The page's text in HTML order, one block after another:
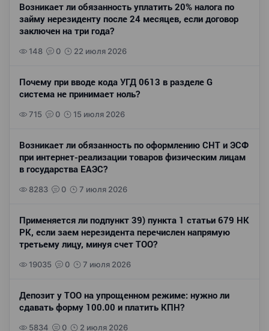
Возникает ли обязанность уплатить 20% налога по
займу нерезиденту после 24 месяцев, если договор
заключен на три года?
148 0 22 июля 2026
Почему при вводе кода УГД 0613 в разделе G
система не принимает ноль?
715 0 15 июля 2026
Возникает ли обязанность по оформлению СНТ и ЭСФ
при интернет-реализации товаров физическим лицам
в государства ЕАЭС?
8283 0 7 июля 2026
Применяется ли подпункт 39) пункта 1 статьи 679 НК
РК, если заем нерезидента перечислен напрямую
третьему лицу, минуя счет ТОО?
19035 0 7 июля 2026
Депозит у ТОО на упрощенном режиме: нужно ли
сдавать форму 100.00 и платить КПН?
5834 0 2 июля 2026